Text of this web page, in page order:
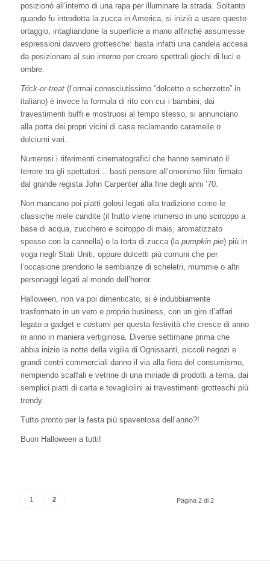
posizionò all’interno di una rapa per illuminare la strada. Soltanto
quando fu introdotta la zucca in America, si iniziò a usare questo
ortaggio, intagliandone la superficie a mano affinché assumesse
espressioni davvero grottesche: basta infatti una candela accesa
da posizionare al suo interno per creare spettrali giochi di luci e
ombre.
Trick-or-treat(l’ormai conosciutissimo “dolcetto o scherzetto” in
italiano) è invece la formula di rito con cui i bambini, dai
travestimenti buffi e mostruosi al tempo stesso, si annunciano
alla porta dei propri vicini di casa reclamando caramelle o
dolciumi vari.
Numerosi i riferimenti cinematografici che hanno seminato il
terrore tra gli spettatori… basti pensare all’omonimo film firmato
dal grande regista John Carpenter alla fine degli anni ’70.
Non mancano poi piatti golosi legati alla tradizione come le
classiche mele candite (il frutto viene immerso in uno sciroppo a
base di acqua, zucchero e sciroppo di mais, aromatizzato
spesso con la cannella) o la torta di zucca (la pumpkin pie) più in
voga negli Stati Uniti, oppure dolcetti più comuni che per
l’occasione prendono le sembianze di scheletri, mummie o altri
personaggi legati al mondo dell’horror.
Halloween, non va poi dimenticato, si è indubbiamente
trasformato in un vero e proprio business, con un giro d’affari
legato a gadget e costumi per questa festività che cresce di anno
in anno in maniera vertiginosa. Diverse settimane prima che
abbia inizio la notte della vigilia di Ognissanti, piccoli negozi e
grandi centri commerciali danno il via alla fiera del consumismo,
riempiendo scaffali e vetrine di una miriade di prodotti a tema, dai
semplici piatti di carta e tovagliolini ai travestimenti grotteschi più
trendy.
Tutto pronto per la festa più spaventosa dell’anno?!
Buon Halloween a tutti!
Pagina 2 di 2
1 2